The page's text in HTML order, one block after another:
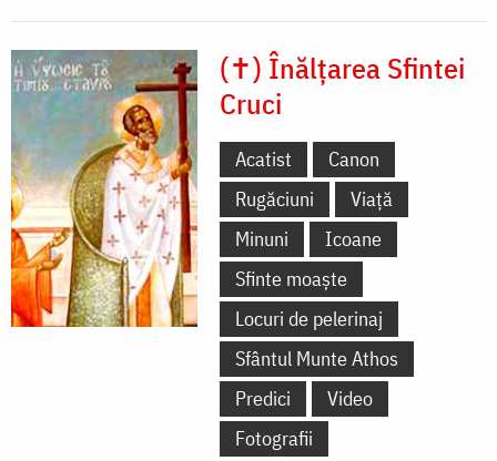
(✝) Înălțarea Sfintei
Cruci
Acatist
Canon
Rugăciuni
Viață
Minuni
Icoane
Sfinte moaște
Locuri de pelerinaj
Sfântul Munte Athos
Predici
Video
Fotografii